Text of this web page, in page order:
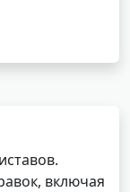
включая